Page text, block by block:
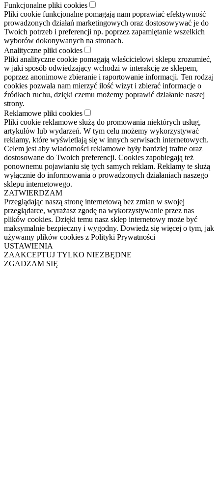
Funkcjonalne pliki cookies
Pliki cookie funkcjonalne pomagają nam poprawiać efektywność
prowadzonych działań marketingowych oraz dostosowywać je do
Twoich potrzeb i preferencji np. poprzez zapamiętanie wszelkich
wyborów dokonywanych na stronach.
Analityczne pliki cookies
Pliki analityczne cookie pomagają właścicielowi sklepu zrozumieć,
w jaki sposób odwiedzający wchodzi w interakcję ze sklepem,
poprzez anonimowe zbieranie i raportowanie informacji. Ten rodzaj
cookies pozwala nam mierzyć ilość wizyt i zbierać informacje o
źródłach ruchu, dzięki czemu możemy poprawić działanie naszej
strony.
Reklamowe pliki cookies
Pliki cookie reklamowe służą do promowania niektórych usług,
artykułów lub wydarzeń. W tym celu możemy wykorzystywać
reklamy, które wyświetlają się w innych serwisach internetowych.
Celem jest aby wiadomości reklamowe były bardziej trafne oraz
dostosowane do Twoich preferencji. Cookies zapobiegają też
ponownemu pojawianiu się tych samych reklam. Reklamy te służą
wyłącznie do informowania o prowadzonych działaniach naszego
sklepu internetowego.
ZATWIERDZAM
Przeglądając naszą stronę internetową bez zmian w swojej
przeglądarce, wyrażasz zgodę na wykorzystywanie przez nas
plików cookies. Dzięki temu nasz sklep internetowy może być
maksymalnie bezpieczny i wygodny. Dowiedz się więcej o tym, jak
używamy plików cookies z Polityki Prywatności
USTAWIENIA
ZAAKCEPTUJ TYLKO NIEZBĘDNE
ZGADZAM SIĘ